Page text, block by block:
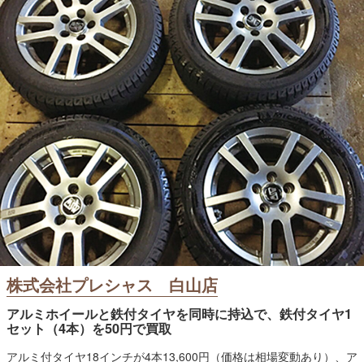
株式会社プレシャス 白山店
アルミホイールと鉄付タイヤを同時に持込で、鉄付タイヤ1
セット（4本）を50円で買取
アルミ付タイヤ18インチが4本13,600円（価格は相場変動あり）、ア